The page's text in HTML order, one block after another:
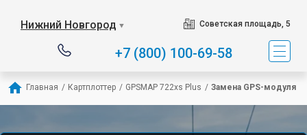
Нижний Новгород ▼ Советская площадь, 5
+7 (800) 100-69-58
Главная / Картплоттер / GPSMAP 722xs Plus / Замена GPS-модуля